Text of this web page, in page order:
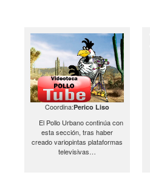
Coordina:Perico Liso
El Pollo Urbano continúa con
esta sección, tras haber
creado variopintas plataformas
televisivas…